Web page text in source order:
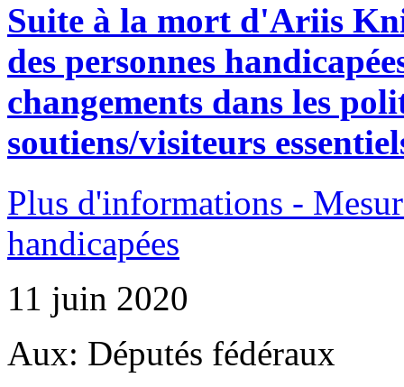
Suite à la mort d'Ariis
des personnes
changements dans les
soutiens/visiteurs
Plus d'informations -
handicapées
11 juin 2020
Aux: Députés fédéraux